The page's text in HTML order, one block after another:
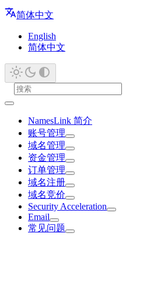
简体中文
English
简体中文
NamesLink 简介
账号管理
域名管理
资金管理
订单管理
域名注册
域名竞价
Security Acceleration
Email
常见问题